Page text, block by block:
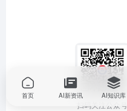
扫码关注公众号
首页 AI新资讯 AI知识库